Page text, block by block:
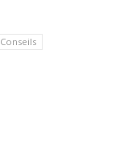
Conseils